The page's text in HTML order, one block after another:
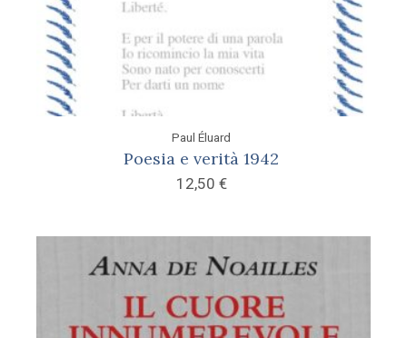
Paul Éluard
Poesia e verità 1942
12,50 €